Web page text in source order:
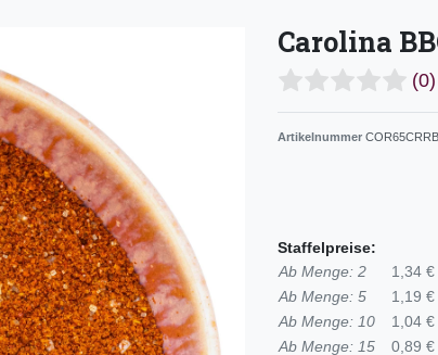
Carolina
(0)
Artikelnummer
Staffelpreise:
Ab Menge: 2
1,34 €
Ab Menge: 5
1,19 €
Ab Menge: 10
1,04 €
Ab Menge: 15
0,89 €